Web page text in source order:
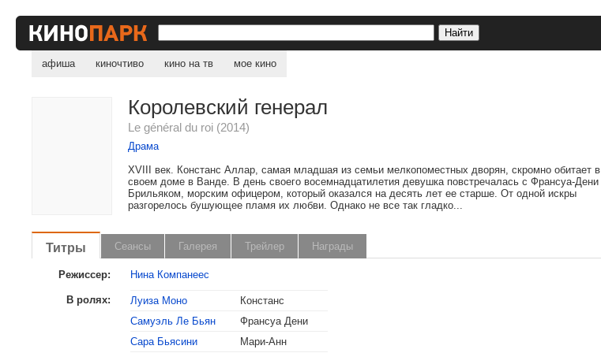
афиша киночтиво кино на тв мое кино
Королевский генерал
Le général du roi (2014)
Драма
XVIII век. Констанс Аллар, самая младшая из семьи мелкопоместных дворян, скромно обитает в
своем доме в Ванде. В день своего восемнадцатилетия девушка повстречалась с Франсуа-Дени
Брильяком, морским офицером, который оказался на десять лет ее старше. От одной искры
разгорелось бушующее пламя их любви. Однако не все так гладко...
Титры Сеансы Галерея Трейлер Награды
Режиссер: Нина Компанеес
В ролях: Луиза Моно
Констанс
Самуэль Ле Бьян
Франсуа Дени
Сара Бьясини
Мари-Анн